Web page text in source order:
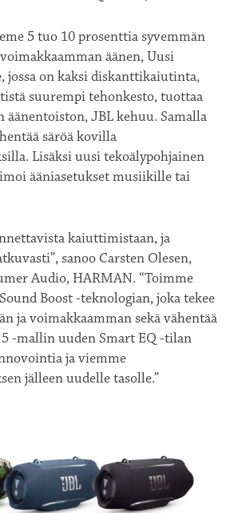
5 tuo 10 prosenttia syvemmän
äänen, Uusi
jossa on kaksi diskanttikaiutinta,
suurempi tehonkesto, tuottaa
äänentoiston, JBL kehuu. Samalla
säröä kovilla
Lisäksi uusi tekoälypohjainen
ääniasetukset musiikille tai
kaiuttimistaan, ja
sanoo Carsten Olesen,
Audio, HARMAN. “Toimme
Boost -teknologian, joka tekee
ja voimakkaamman sekä vähentää
-mallin uuden Smart EQ -tilan
ja viemme
jälleen uudelle tasolle.”